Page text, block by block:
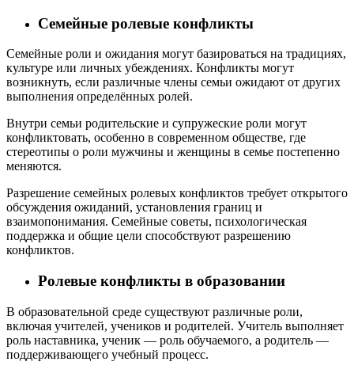
Семейные ролевые конфликты
Семейные роли и ожидания могут базироваться на традициях,
культуре или личных убеждениях. Конфликты могут
возникнуть, если различные члены семьи ожидают от других
выполнения определённых ролей.
Внутри семьи родительские и супружеские роли могут
конфликтовать, особенно в современном обществе, где
стереотипы о роли мужчины и женщины в семье постепенно
меняются.
Разрешение семейных ролевых конфликтов требует открытого
обсуждения ожиданий, установления границ и
взаимопонимания. Семейные советы, психологическая
поддержка и общие цели способствуют разрешению
конфликтов.
Ролевые конфликты в образовании
В образовательной среде существуют различные роли,
включая учителей, учеников и родителей. Учитель выполняет
роль наставника, ученик — роль обучаемого, а родитель —
поддерживающего учебный процесс.